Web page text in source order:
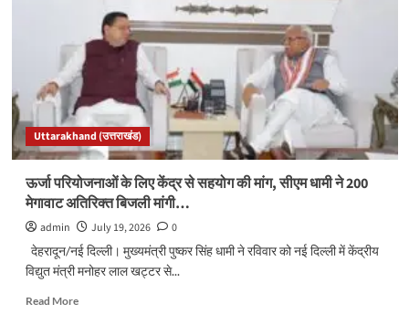
अधिकारियों
को
सतर्क
रहने
दिए
निर्देश…
Uttarakhand (उत्तराखंड)
ऊर्जा परियोजनाओं के लिए केंद्र से सहयोग की मांग, सीएम धामी ने 200
मेगावाट अतिरिक्त बिजली मांगी…
admin July 19, 2026
0
देहरादून/नई दिल्ली। मुख्यमंत्री पुष्कर सिंह धामी ने रविवार को नई दिल्ली में केंद्रीय
विद्युत मंत्री मनोहर लाल खट्टर से...
Read MoreRead